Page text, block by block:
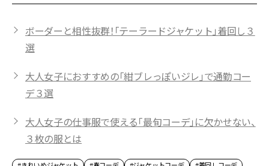
ボーダーと相性抜群！「テーラードジャケット」着回し３
選
大人女子におすすめの「紺ブレっぽいジレ」で通勤コー
デ３選
大人女子の仕事服で使える「最旬コーデ」に欠かせない、
３枚の服とは